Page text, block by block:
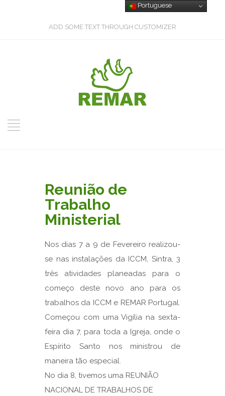
ADD SOME TEXT THROUGH CUSTOMIZER
Reunião de
Trabalho
Ministerial
Nos dias 7 a 9 de Fevereiro realizou-
se nas instalações da ICCM, Sintra, 3
três atividades planeadas para o
começo deste novo ano para os
trabalhos da ICCM e REMAR Portugal.
Começou com uma Vigília na sexta-
feira dia 7, para toda a Igreja, onde o
Espírito Santo nos ministrou de
maneira tão especial.
No dia 8, tivemos uma REUNIÃO
NACIONAL DE TRABALHOS DE
Portuguese